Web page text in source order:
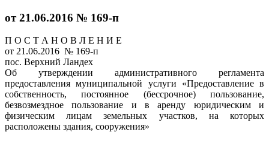
от 21.06.2016 № 169-п
П О С Т А Н О В Л Е Н И Е
от 21.06.2016 № 169-п
пос. Верхний Ландех
Об утверждении административного регламента
предоставления муниципальной услуги «Предоставление в
собственность, постоянное (бессрочное) пользование,
безвозмездное пользование и в аренду юридическим и
физическим лицам земельных участков, на которых
расположены здания, сооружения»